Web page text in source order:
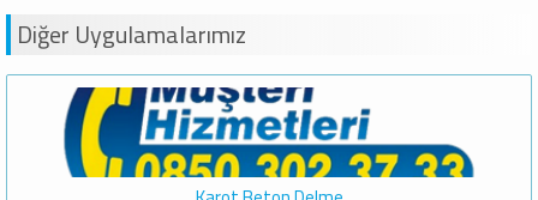
Diğer Uygulamalarımız